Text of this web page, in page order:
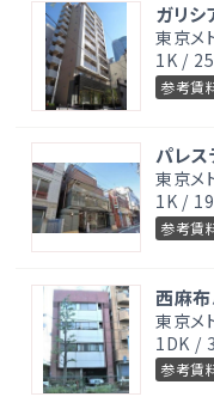
ガリ
東京メ
1K /
参考賃
パレ
東京メ
1K /
参考賃
西麻
東京メ
1DK /
参考賃